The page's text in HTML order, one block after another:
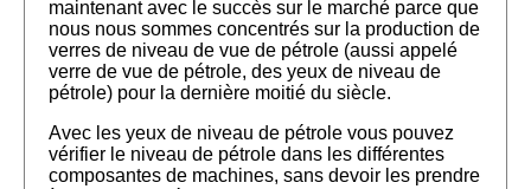
maintenant avec le succès sur le marché parce que
nous nous sommes concentrés sur la production de
verres de niveau de vue de pétrole (aussi appelé
verre de vue de pétrole, des yeux de niveau de
pétrole) pour la dernière moitié du siècle.
Avec les yeux de niveau de pétrole vous pouvez
vérifier le niveau de pétrole dans les différentes
composantes de machines, sans devoir les prendre